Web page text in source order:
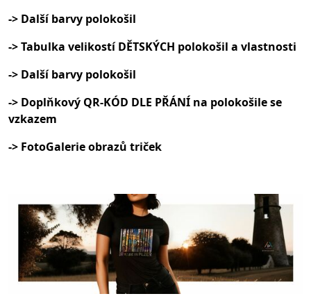
-> Další barvy polokošil
-> Tabulka velikostí DĚTSKÝCH polokošil a vlastnosti
-> Další barvy polokošil
-> Doplňkový QR-KÓD DLE PŘÁNÍ na polokošile se
vzkazem
-> FotoGalerie obrazů triček